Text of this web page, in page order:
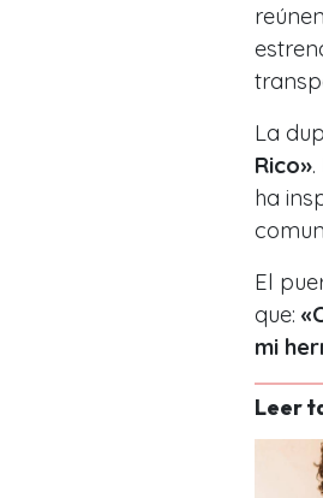
La
Rico»
ha
El
que:
mi
Leer